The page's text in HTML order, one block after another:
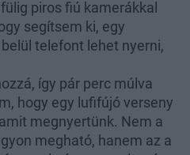
piros fiú kamerákkal
segítsem ki, egy
telefont lehet nyerni,
így pár perc múlva
hogy egy lufifújó verseny
megnyertünk. Nem a
megható, hanem az a